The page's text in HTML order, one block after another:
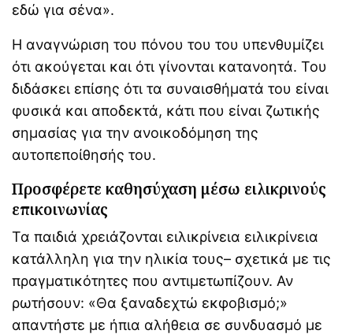
εδώ για σένα».
Η αναγνώριση του πόνου του του υπενθυμίζει
ότι ακούγεται και ότι γίνονται κατανοητά. Του
διδάσκει επίσης ότι τα συναισθήματά του είναι
φυσικά και αποδεκτά, κάτι που είναι ζωτικής
σημασίας για την ανοικοδόμηση της
αυτοπεποίθησής του.
Προσφέρετε καθησύχαση μέσω ειλικρινούς
επικοινωνίας
Τα παιδιά χρειάζονται ειλικρίνεια ειλικρίνεια
κατάλληλη για την ηλικία τους– σχετικά με τις
πραγματικότητες που αντιμετωπίζουν. Αν
ρωτήσουν: «Θα ξαναδεχτώ εκφοβισμό;»
απαντήστε με ήπια αλήθεια σε συνδυασμό με